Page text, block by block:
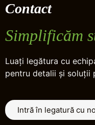
Contact
Simplificăm
Luați legătura cu
pentru detalii și soluții
Intră în legatură cu